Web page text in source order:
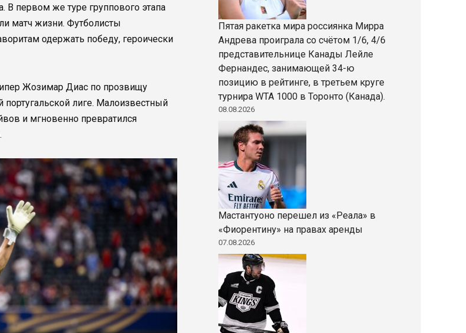
В первом же туре группового этапа
матч жизни. Футболисты
одержать победу, героически
Жозимар Диас по прозвищу
лиге. Малоизвестный
и мгновенно превратился
Пятая ракетка мира россиянка Мирра
Андрева проиграла со счётом 1/6, 4/6
представительнице Канады Лейле
Фернандес, занимающей 34-ю
позицию в рейтинге, в третьем круге
турнира WTA 1000 в Торонто (Канада).
08.08.2026
Мастантуоно перешел из «Реала» в
«Фиорентину» на правах аренды
07.08.2026